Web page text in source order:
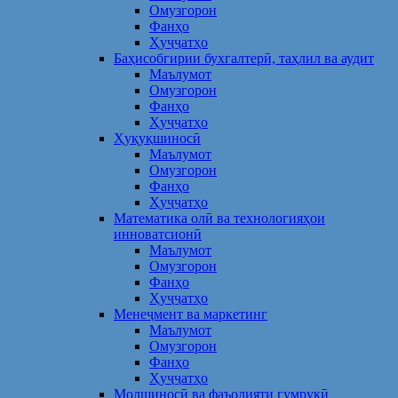
Омузгорон
Фанҳо
Ҳуҷҷатҳо
Баҳисобгирии бухгалтерӣ, таҳлил ва аудит
Маълумот
Омузгорон
Фанҳо
Ҳуҷҷатҳо
Ҳуқуқшиносӣ
Маълумот
Омузгорон
Фанҳо
Ҳуҷҷатҳо
Математика олӣ ва технологияҳои
инноватсионӣ
Маълумот
Омузгорон
Фанҳо
Ҳуҷҷатҳо
Менеҷмент ва маркетинг
Маълумот
Омузгорон
Фанҳо
Ҳуҷҷатҳо
Молшиносӣ ва фаъолияти гумрукӣ